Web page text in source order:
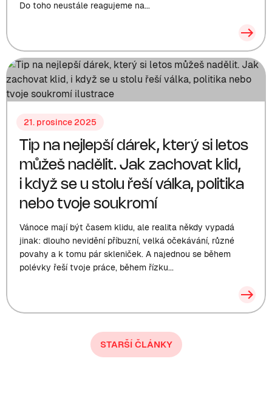
Do toho neustále reagujeme na...
21. prosince 2025
Tip na nejlepší dárek, který si letos
můžeš nadělit. Jak zachovat klid,
i když se u stolu řeší válka, politika
nebo tvoje soukromí
Vánoce mají být časem klidu, ale realita někdy vypadá
jinak: dlouho nevidění příbuzní, velká očekávání, různé
povahy a k tomu pár skleniček. A najednou se během
polévky řeší tvoje práce, během řízku...
STARŠÍ ČLÁNKY